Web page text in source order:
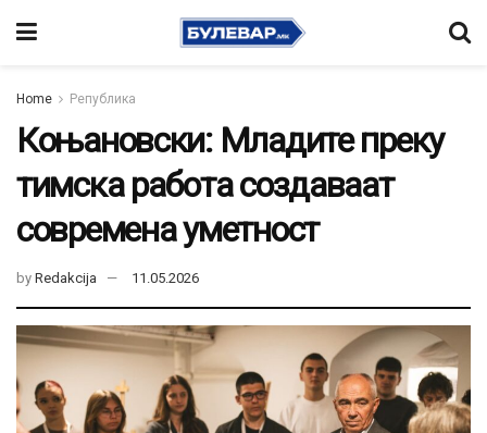
Home Република
Коњановски: Младите преку
тимска работа создаваат
современа уметност
by Redakcija 11.05.2026